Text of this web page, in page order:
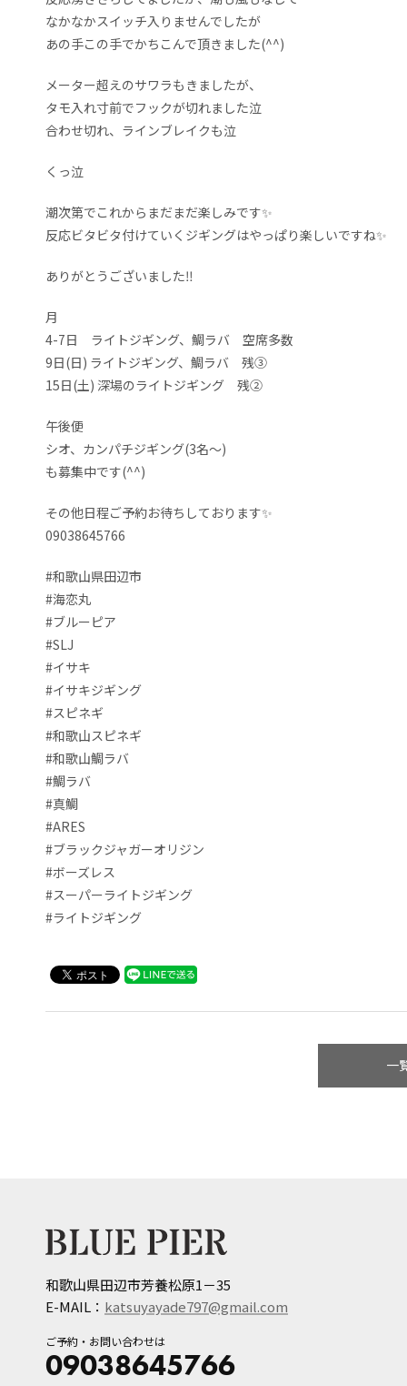
なかなかスイッチ入りませんでしたが
あの手この手でかちこんで頂きました(^^)
メーター超えのサワラもきましたが、
タモ入れ寸前でフックが切れました泣
合わせ切れ、ラインブレイクも泣
くっ泣
潮次第でこれからまだまだ楽しみです✨
反応ビタビタ付けていくジギングはやっぱり楽しいですね✨
ありがとうございました‼️
月
4-7日 ライトジギング、鯛ラバ 空席多数
9日(日) ライトジギング、鯛ラバ 残③
15日(土) 深場のライトジギング 残②
午後便
シオ、カンパチジギング(3名〜)
も募集中です(^^)
その他日程ご予約お待ちしております✨
09038645766
#和歌山県田辺市
#海恋丸
#ブルーピア
#SLJ
#イサキ
#イサキジギング
#スピネギ
#和歌山スピネギ
#和歌山鯛ラバ
#鯛ラバ
#真鯛
#ARES
#ブラックジャガーオリジン
#ボーズレス
#スーパーライトジギング
#ライトジギング
一
和歌山県田辺市芳養松原1－35
E-MAIL： katsuyayade797@gmail.com
ご予約・お問い合わせは
09038645766